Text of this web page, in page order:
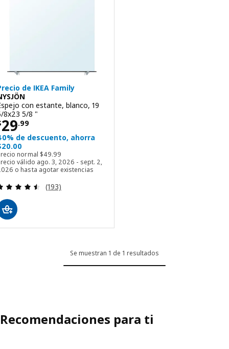
de IKEA Family
con estante, blanco, 19
8x23 5/8 "
29.99 $ 29.99
de descuento, ahorra
normal $49.99
Precio normal $ 49.99
válido ago. 3, 2026 - sept. 2,
o hasta agotar existencias
Evaluación: 4.5 de 5 estrellas. Evaluaciones
(193)
Se muestran 1 de 1 resultados
Recomendaciones para ti